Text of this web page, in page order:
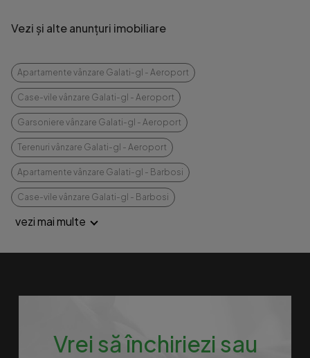
Vezi și alte anunțuri imobiliare
Apartamente vânzare Galati-gl - Aeroport
Case-vile vânzare Galati-gl - Aeroport
Garsoniere vânzare Galati-gl - Aeroport
Terenuri vânzare Galati-gl - Aeroport
Apartamente vânzare Galati-gl - Barbosi
Case-vile vânzare Galati-gl - Barbosi
vezi mai multe
Vrei să închiriezi sau